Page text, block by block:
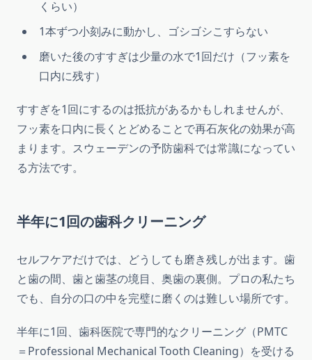
くらい）
1本ずつ小刻みに動かし、ゴシゴシこすらない
磨いた後のすすぎは少量の水で1回だけ（フッ素を
口内に残す）
すすぎを1回にするのは抵抗があるかもしれませんが、
フッ素を口内に長くとどめることで再石灰化の効果が高
まります。スウェーデンの予防歯科では常識になってい
る方法です。
半年に1回の歯科クリーニング
セルフケアだけでは、どうしても磨き残しが出ます。歯
と歯の間、歯と歯茎の境目、奥歯の裏側。プロの私たち
でも、自分の口の中を完璧に磨くのは難しい場所です。
半年に1回、歯科医院で専門的なクリーニング（PMTC
＝Professional Mechanical Tooth Cleaning）を受ける